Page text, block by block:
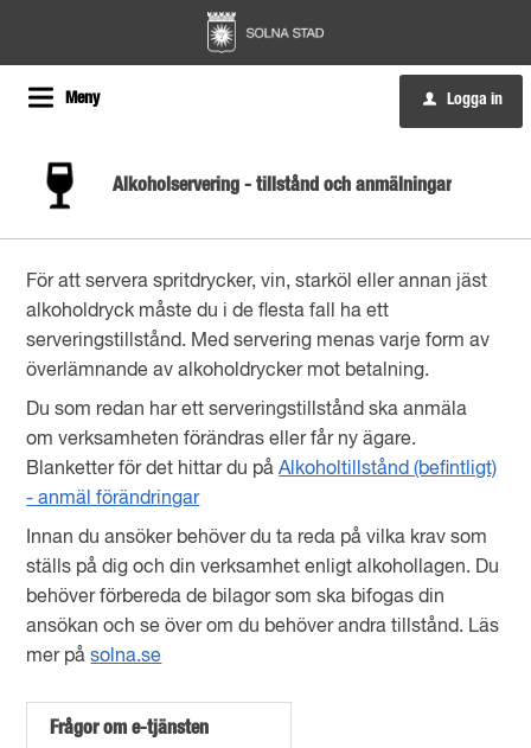
Meny u Logga in
Alkoholservering - tillstånd och anmälningar
För att servera spritdrycker, vin, starköl eller annan jäst
alkoholdryck måste du i de flesta fall ha ett
serveringstillstånd. Med servering menas varje form av
överlämnande av alkoholdrycker mot betalning.
Du som redan har ett serveringstillstånd ska anmäla
om verksamheten förändras eller får ny ägare.
Blanketter för det hittar du påAlkoholtillstånd (befintligt)
- anmäl förändringar
Innan du ansöker behöver du ta reda på vilka krav som
ställs på dig och din verksamhet enligt alkohollagen. Du
behöver förbereda de bilagor som ska bifogas din
ansökan och se över om du behöver andra tillstånd. Läs
mer påsolna.se
Frågor om e-tjänsten